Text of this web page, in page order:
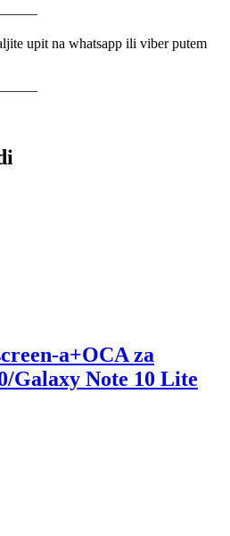
upit na whatsapp ili viber putem
a+OCA za
Galaxy Note 10 Lite